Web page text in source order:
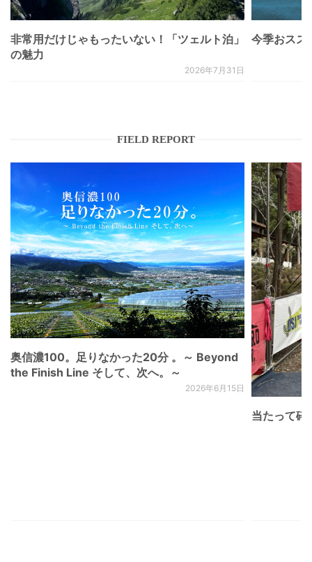
非常用だけじゃもったいない！「ツェルト泊」
の魅力
2026年7月31日
今季おスス
FIELD REPORT
奥信濃100。足りなかった20分 。～ Beyond
the Finish Line そして、次へ。～
2026年6月15日
当たって砕